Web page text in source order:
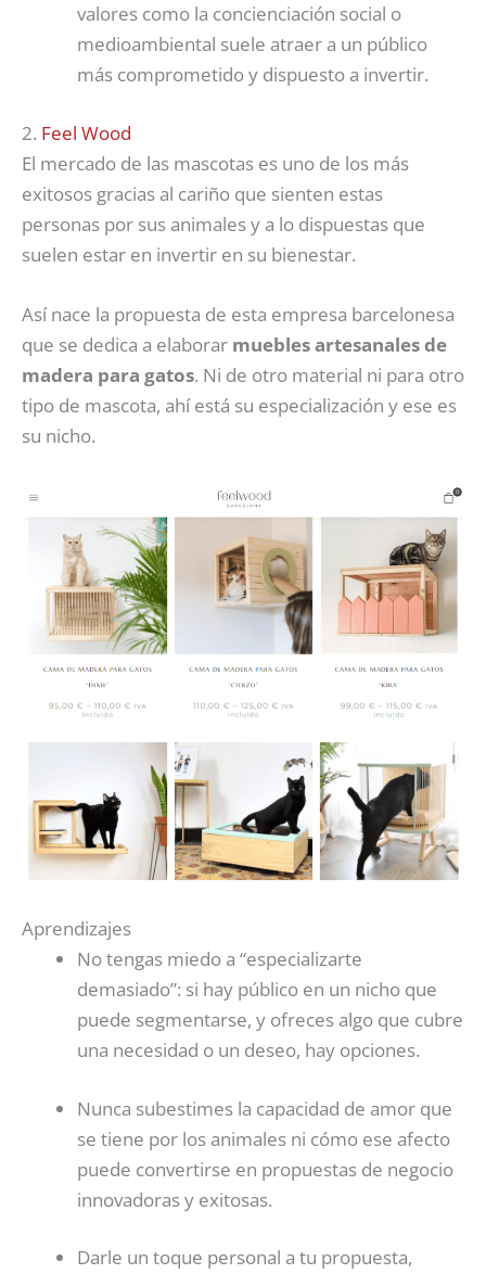
valores como la concienciación social o
medioambiental suele atraer a un público
más comprometido y dispuesto a invertir.
2. Feel Wood
El mercado de las mascotas es uno de los más
exitosos gracias al cariño que sienten estas
personas por sus animales y a lo dispuestas que
suelen estar en invertir en su bienestar.
Así nace la propuesta de esta empresa barcelonesa
que se dedica a elaborar muebles artesanales de
madera para gatos. Ni de otro material ni para otro
tipo de mascota, ahí está su especialización y ese es
su nicho.
Aprendizajes
No tengas miedo a “especializarte
demasiado”: si hay público en un nicho que
puede segmentarse, y ofreces algo que cubre
una necesidad o un deseo, hay opciones.
Nunca subestimes la capacidad de amor que
se tiene por los animales ni cómo ese afecto
puede convertirse en propuestas de negocio
innovadoras y exitosas.
Darle un toque personal a tu propuesta,